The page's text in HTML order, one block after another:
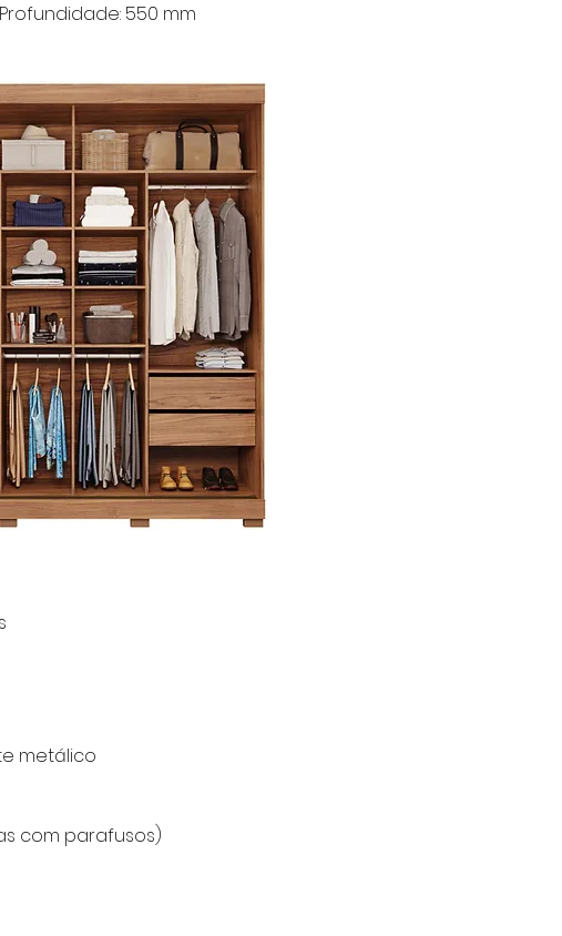
550 mm
metálico
com parafusos)